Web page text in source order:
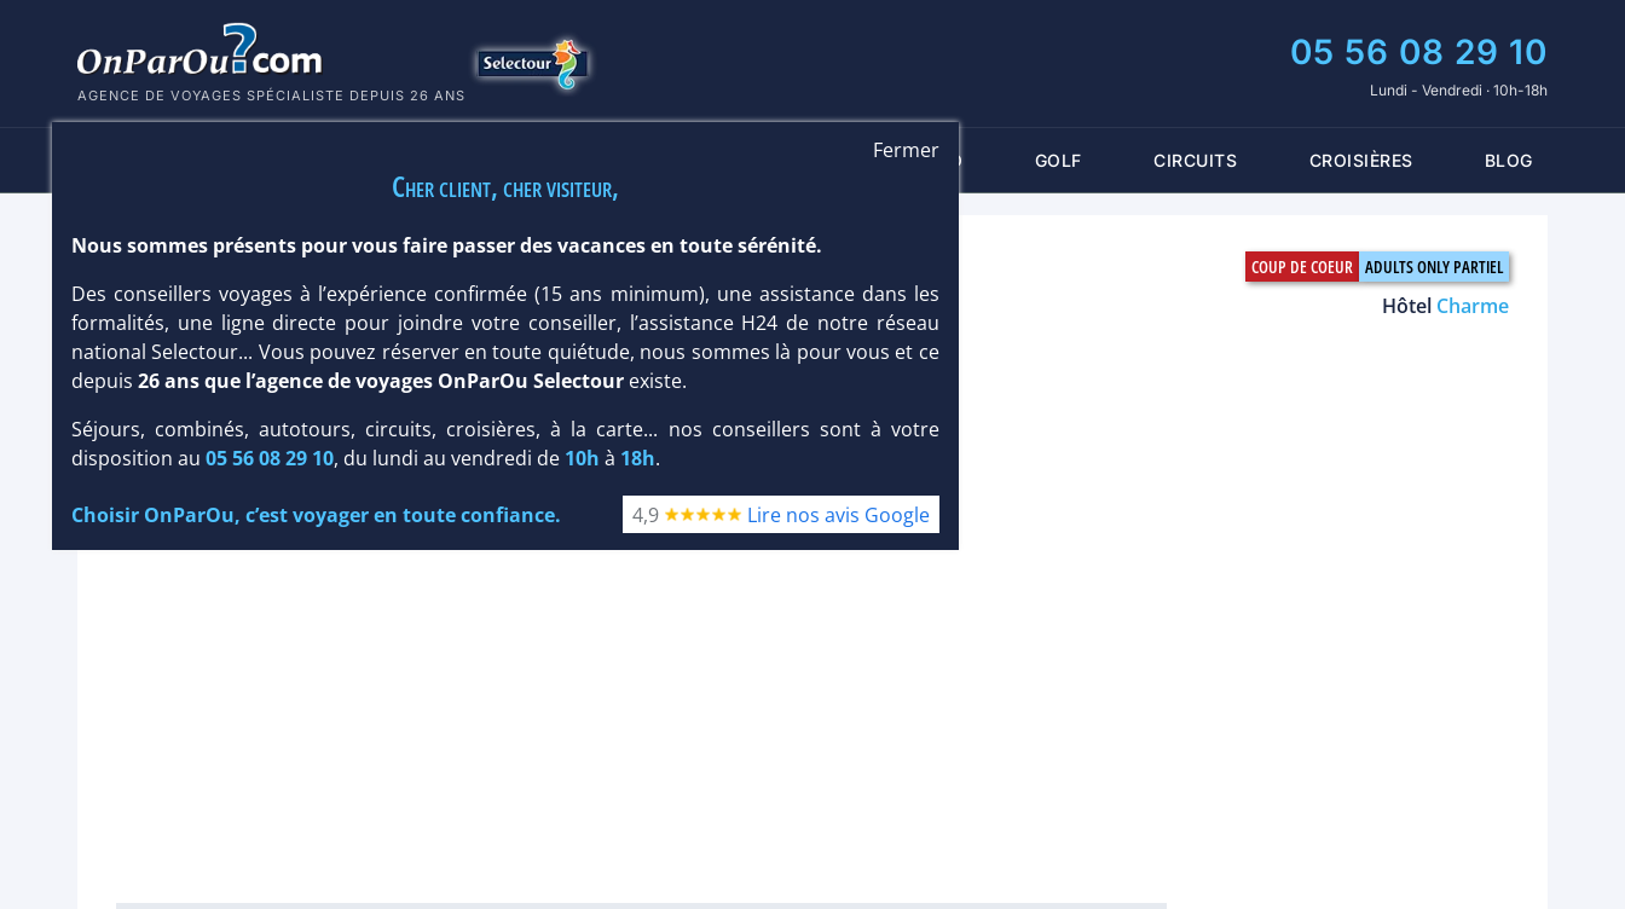
AGENCE DE VOYAGES SPÉCIALISTE DEPUIS 26 ANS
05 56 08 29 10
Lundi - Vendredi · 10h-18h
THALASSO GOLF CIRCUITS CROISIÈRES BLOG
SEAPOINT BOUTIQUE HOTEL 4*
Ile Maurice/Grand Baie côte nord ouest Hôtel Charme
Fermer
Cher client, cher visiteur,
Nous sommes présents pour vous faire passer des vacances en toute sérénité.
Des conseillers voyages à l’expérience confirmée (15 ans minimum), une assistance dans les
formalités, une ligne directe pour joindre votre conseiller, l’assistance H24 de notre réseau
national Selectour... Vous pouvez réserver en toute quiétude, nous sommes là pour vous et ce
depuis 26 ans que l’agence de voyages OnParOu Selectourexiste.
Séjours, combinés, autotours, circuits, croisières, à la carte... nos conseillers sont à votre
disposition au 05 56 08 29 10, du lundi au vendredi de 10h à 18h.
Choisir OnParOu, c’est voyager en toute confiance. 4,9 Lire nos avis Google